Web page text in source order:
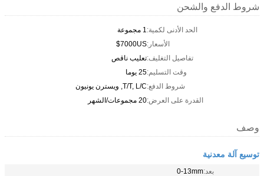
شروط الدفع والشحن
الحد الأدنى لكمية:1 مجموعة
الأسعار:7000US$
تفاصيل التغليف:تعليب ناقص
وقت التسليم:25 يوما
شروط الدفع:T/T, L/C, ويسترن يونيون
القدرة على العرض:20 مجموعات/الشهر
وصف
توسيع آلة معدنية
بعد:0-13mm